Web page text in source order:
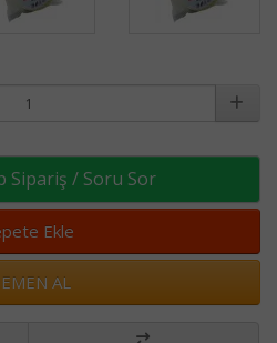
Sipariş / Soru Sor
Ekle
AL